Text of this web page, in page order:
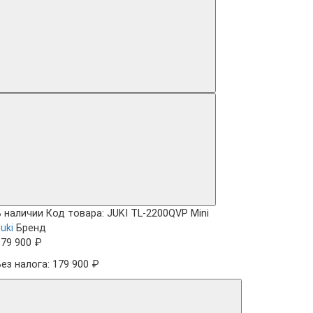
наличии Код товара: JUKI TL-2200QVP Mini
Бренд
900 ₽
налога: 179 900 ₽